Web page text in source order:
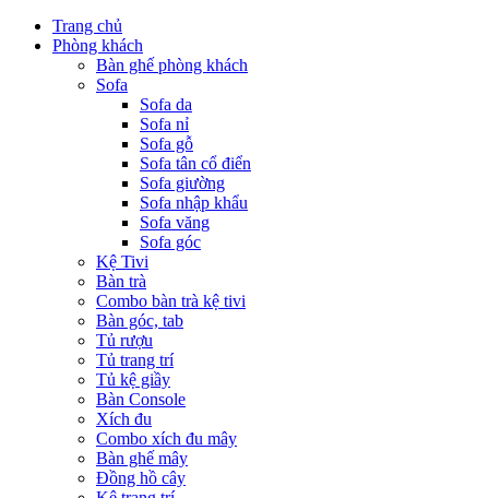
Trang chủ
Phòng khách
Bàn ghế phòng khách
Sofa
Sofa da
Sofa nỉ
Sofa gỗ
Sofa tân cổ điển
Sofa giường
Sofa nhập khẩu
Sofa văng
Sofa góc
Kệ Tivi
Bàn trà
Combo bàn trà kệ tivi
Bàn góc, tab
Tủ rượu
Tủ trang trí
Tủ kệ giầy
Bàn Console
Xích đu
Combo xích đu mây
Bàn ghế mây
Đồng hồ cây